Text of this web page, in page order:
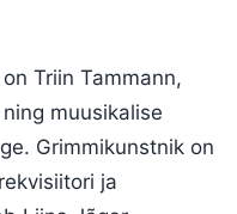
Triin Tammann,
muusikalise
Grimmikunstnik on
ja